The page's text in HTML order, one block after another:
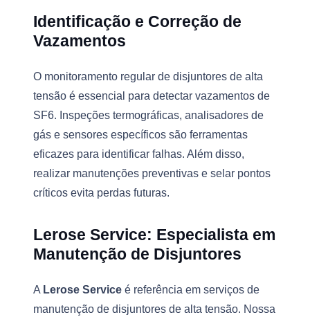
Identificação e Correção de
Vazamentos
O monitoramento regular de disjuntores de alta
tensão é essencial para detectar vazamentos de
SF6. Inspeções termográficas, analisadores de
gás e sensores específicos são ferramentas
eficazes para identificar falhas. Além disso,
realizar manutenções preventivas e selar pontos
críticos evita perdas futuras.
Lerose Service: Especialista em
Manutenção de Disjuntores
A Lerose Service é referência em serviços de
manutenção de disjuntores de alta tensão. Nossa